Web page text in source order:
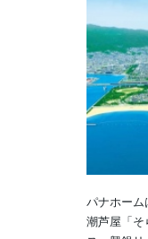
パナホーム
潮芦屋「そ